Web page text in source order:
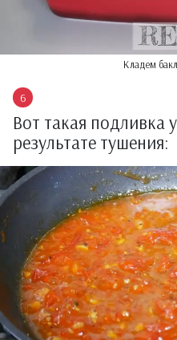
Кладем
Вот такая подливка
результате тушения: